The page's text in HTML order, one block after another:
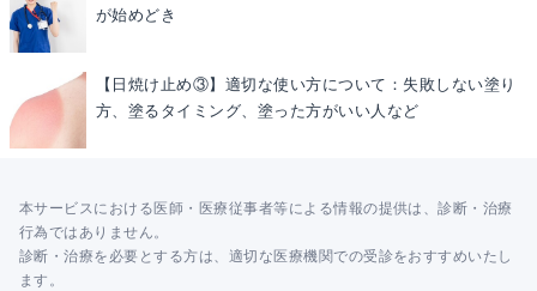
が始めどき
【日焼け止め③】適切な使い方について：失敗しない塗り
方、塗るタイミング、塗った方がいい人など
本サービスにおける医師・医療従事者等による情報の提供は、診断・治療
行為ではありません。
診断・治療を必要とする方は、適切な医療機関での受診をおすすめいたし
ます。